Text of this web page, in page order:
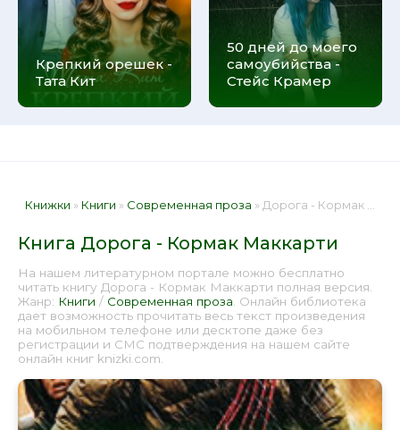
Крепкий орешек -
Тата Кит
50 дней до моего
самоубийства -
Стейс Крамер
Книжки » Книги » Современная проза » Дорога - Кормак Маккарти 📕 - Книга онлайн бесплатно
Книга Дорога - Кормак Маккарти
На нашем литературном портале можно бесплатно
читать книгу Дорога - Кормак Маккарти полная версия.
Жанр: Книги / Современная проза . Онлайн библиотека
дает возможность прочитать весь текст произведения
на мобильном телефоне или десктопе даже без
регистрации и СМС подтверждения на нашем сайте
онлайн книг knizki.com.